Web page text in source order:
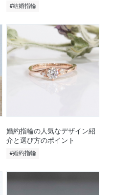
#結婚指輪
婚約指輪の人気なデザイン紹
介と選び方のポイント
#婚約指輪